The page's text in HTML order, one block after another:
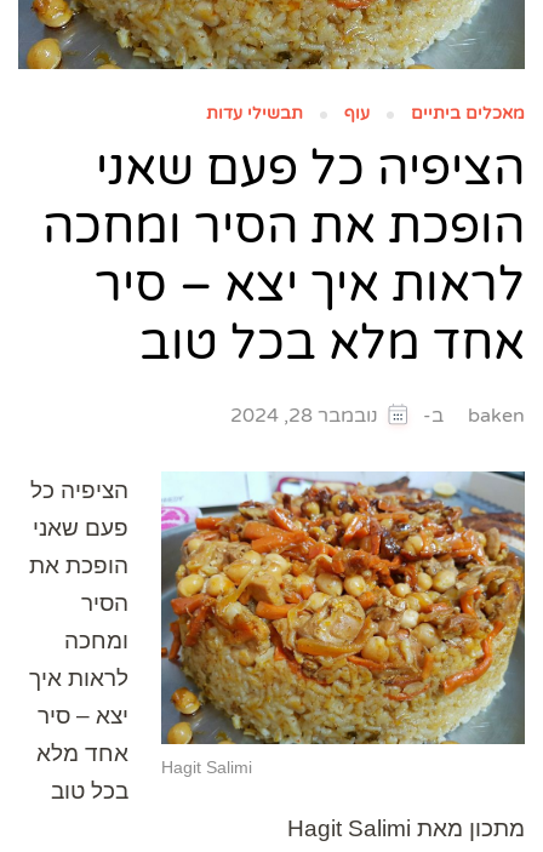
מאכלים ביתיים עוף תבשילי עדות
הציפיה כל פעם שאני
הופכת את הסיר ומחכה
לראות איך יצא – סיר
אחד מלא בכל טוב
baken ב- נובמבר 28, 2024
Hagit Salimi
הציפיה כל
פעם שאני
הופכת את
הסיר
ומחכה
לראות איך
יצא – סיר
אחד מלא
בכל טוב
מתכון מאת Hagit Salimi